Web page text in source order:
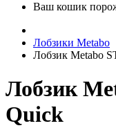
Ваш кошик
Лобзики Metabo
Лобзик Metabo
Лобзик
Quick